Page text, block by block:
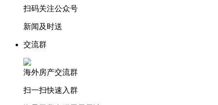
扫码关注公众号
新闻及时送
交流群
海外房产交流群
扫一扫快速入群